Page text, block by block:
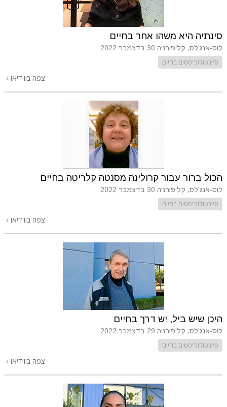
סינתיה היא משהו אחר בחיים
לוס-אנג'לס, קליפורניה 30 בדצמבר 2022
סיינטולוג'יסטים בחיים
צפה בווידיאו
הכול ברור עבור קרולינה מסנטה קלריטה בחיים
לוס-אנג'לס, קליפורניה 30 בדצמבר 2022
סיינטולוג'יסטים בחיים
צפה בווידיאו
היכן שיש ביל, יש דרך בחיים
לוס-אנג'לס, קליפורניה 29 בדצמבר 2022
סיינטולוג'יסטים בחיים
צפה בווידיאו